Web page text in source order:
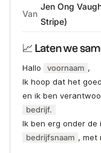
Van
Jen Ong
Stripe)
📈 Laten we
Hallo voornaam ,
Ik hoop dat het
en ik ben
bedrijf.
Ik ben erg onder de
bedrijfsnaam , met